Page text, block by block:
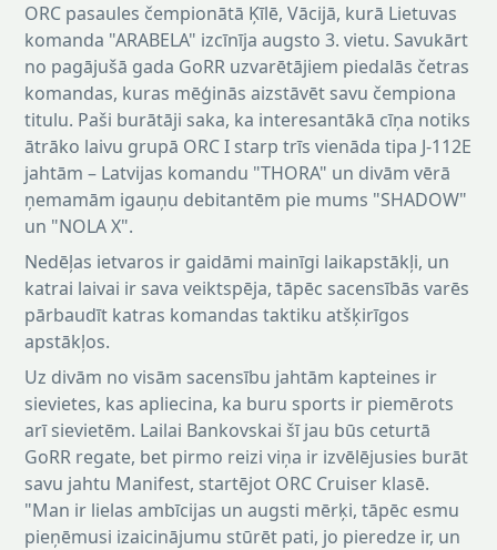
ORC pasaules čempionātā Ķīlē, Vācijā, kurā Lietuvas
komanda "ARABELA" izcīnīja augsto 3. vietu. Savukārt
no pagājušā gada GoRR uzvarētājiem piedalās četras
komandas, kuras mēģinās aizstāvēt savu čempiona
titulu. Paši burātāji saka, ka interesantākā cīņa notiks
ātrāko laivu grupā ORC I starp trīs vienāda tipa J-112E
jahtām – Latvijas komandu "THORA" un divām vērā
ņemamām igauņu debitantēm pie mums "SHADOW"
un "NOLA X".
Nedēļas ietvaros ir gaidāmi mainīgi laikapstākļi, un
katrai laivai ir sava veiktspēja, tāpēc sacensībās varēs
pārbaudīt katras komandas taktiku atšķirīgos
apstākļos.
Uz divām no visām sacensību jahtām kapteines ir
sievietes, kas apliecina, ka buru sports ir piemērots
arī sievietēm. Lailai Bankovskai šī jau būs ceturtā
GoRR regate, bet pirmo reizi viņa ir izvēlējusies burāt
savu jahtu Manifest, startējot ORC Cruiser klasē.
"Man ir lielas ambīcijas un augsti mērķi, tāpēc esmu
pieņēmusi izaicinājumu stūrēt pati, jo pieredze ir, un